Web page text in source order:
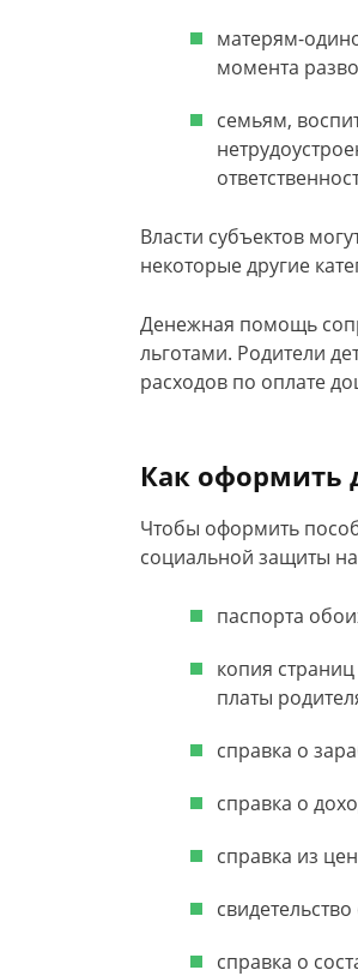
матерям-
момента
семьям,
Власти субъектов
некоторые другие
Денежная помощь
льготами. Родители
расходов по оплате
Как оформить
Чтобы оформить
социальной защиты
паспорта
копия
платы
справка о
справка о
справка из
справка о